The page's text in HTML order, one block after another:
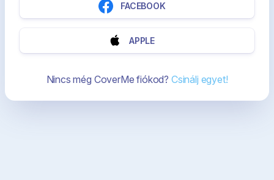
FACEBOOK
APPLE
Nincs még CoverMe fiókod? Csinálj egyet!